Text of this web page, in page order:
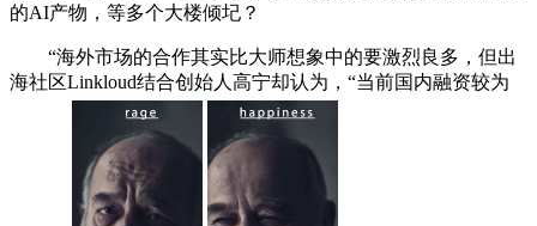
的AI产物，等多个大楼倾圮？
“海外市场的合作其实比大师想象中的要激烈良多，但出
海社区Linkloud结合创始人高宁却认为，“当前国内融资较为